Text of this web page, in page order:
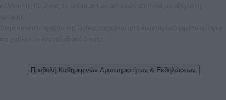
κόλπου της Κομίτσας, το ατένισμα των αστεριών αποτελεί μια αξέχαστη
εμπειρία.
Κοιμηθείτε στο κρεβάτι της πισίνας σας κάτω από έναν ουρανό γεμάτο αστέρια
και χαθείτε σε ένα γαλαξιακό όνειρο!
Προβολή Καθημερινών Δραστηριοτήτων & Εκδηλώσεων